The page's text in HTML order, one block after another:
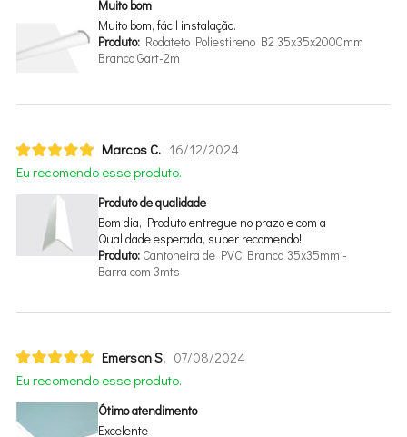
Muito bom
Muito bom, fácil instalação.
Produto:Rodateto Poliestireno B2 35x35x2000mm
Branco Gart-2m
Marcos C. 16/12/2024
Eu recomendo esse produto.
Produto de qualidade
Bom dia, Produto entregue no prazo e com a
Qualidade esperada, super recomendo!
Produto:Cantoneira de PVC Branca 35x35mm -
Barra com 3mts
Emerson S. 07/08/2024
Eu recomendo esse produto.
Ótimo atendimento
Excelente